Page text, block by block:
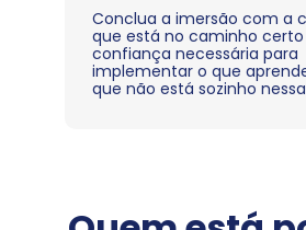
Conclua a imersão com a
que está no caminho
confiança necessária para
implementar o que
que não está sozinho